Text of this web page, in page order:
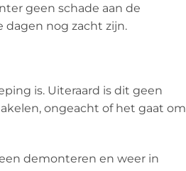
geen schade aan de
dagen nog zacht zijn.
is. Uiteraard is dit geen
ongeacht of het gaat om
demonteren en weer in